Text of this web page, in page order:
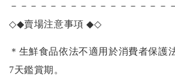
－－－－－－－－－－－－－－－－
◇◆賣場注意事項◆◇
＊生鮮食品依法不適用於消費者保護
7天鑑賞期。